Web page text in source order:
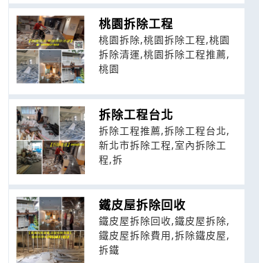
桃園拆除工程
桃園拆除,桃園拆除工程,桃園
拆除清運,桃園拆除工程推薦,
桃園
拆除工程台北
拆除工程推薦,拆除工程台北,
新北市拆除工程,室內拆除工
程,拆
鐵皮屋拆除回收
鐵皮屋拆除回收,鐵皮屋拆除,
鐵皮屋拆除費用,拆除鐵皮屋,
拆鐵